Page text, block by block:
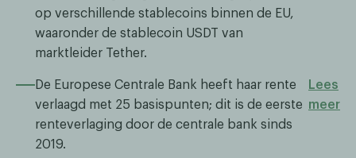
op verschillende stablecoins binnen de EU,
waaronder de stablecoin USDT van
marktleider Tether.
De Europese Centrale Bank heeft haar rente
verlaagd met 25 basispunten; dit is de eerste
renteverlaging door de centrale bank sinds
2019.
Lees
meer